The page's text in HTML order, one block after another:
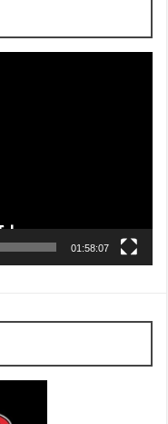
01:58:07